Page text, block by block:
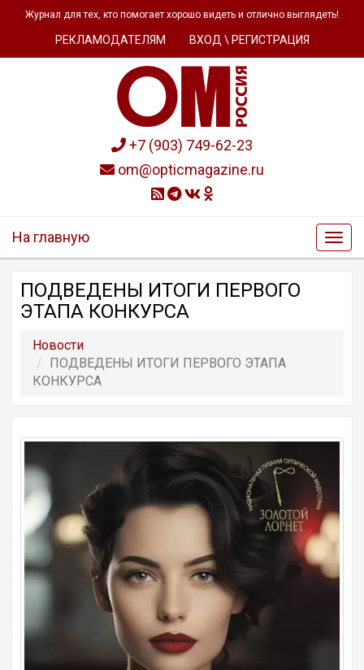
Журнал для тех, кто помогает хорошо видеть и отлично выглядеть!
РЕКЛАМОДАТЕЛЯМ ВХОД \ РЕГИСТРАЦИЯ
+7 (903) 749-62-23
om@opticmagazine.ru
На главную
ПОДВЕДЕНЫ ИТОГИ ПЕРВОГО
ЭТАПА КОНКУРСА
Новости
ПОДВЕДЕНЫ ИТОГИ ПЕРВОГО ЭТАПА
КОНКУРСА